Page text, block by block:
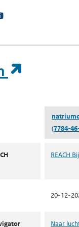
voor chemische
in een nieuw
(7784-
REACH
20-12-
Naar